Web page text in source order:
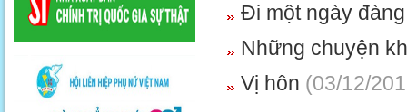
Đi một ngày
Những chuyện
Vị hôn (03/12/